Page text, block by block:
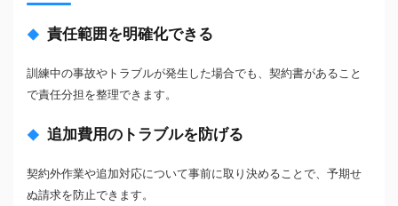
責任範囲を明確化できる
訓練中の事故やトラブルが発生した場合でも、契約書があること
で責任分担を整理できます。
追加費用のトラブルを防げる
契約外作業や追加対応について事前に取り決めることで、予期せ
ぬ請求を防止できます。